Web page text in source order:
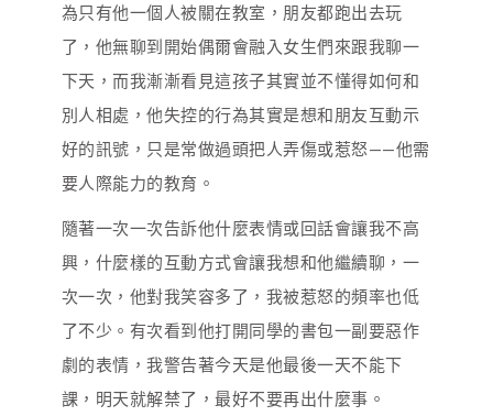
為只有他一個人被關在教室，朋友都跑出去玩
了，他無聊到開始偶爾會融入女生們來跟我聊一
下天，而我漸漸看見這孩子其實並不懂得如何和
別人相處，他失控的行為其實是想和朋友互動示
好的訊號，只是常做過頭把人弄傷或惹怒——他需
要人際能力的教育。
隨著一次一次告訴他什麼表情或回話會讓我不高
興，什麼樣的互動方式會讓我想和他繼續聊，一
次一次，他對我笑容多了，我被惹怒的頻率也低
了不少。有次看到他打開同學的書包一副要惡作
劇的表情，我警告著今天是他最後一天不能下
課，明天就解禁了，最好不要再出什麼事。